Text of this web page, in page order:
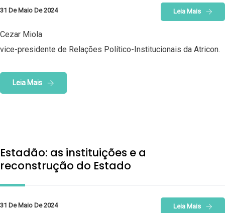
31 De Maio De 2024 Leia Mais
Cezar Miola
vice-presidente de Relações Político-Institucionais da Atricon.
Leia Mais
Estadão: as instituições e a
reconstrução do Estado
31 De Maio De 2024 Leia Mais